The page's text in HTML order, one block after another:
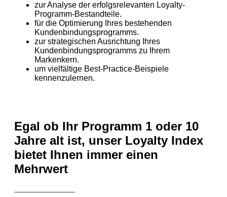
zur Analyse der erfolgsrelevanten Loyalty-
Programm-Bestandteile.
für die Optimierung Ihres bestehenden
Kundenbindungsprogramms.
zur strategischen Ausrichtung Ihres
Kundenbindungsprogramms zu Ihrem
Markenkern.
um vielfältige Best-Practice-Beispiele
kennenzulernen.
Egal ob Ihr Programm 1 oder 10
Jahre alt ist, unser Loyalty Index
bietet Ihnen immer einen
Mehrwert